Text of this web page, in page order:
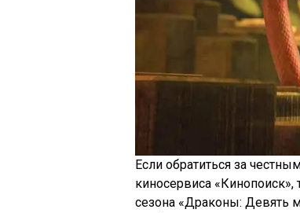
Если обратиться за
киносервиса
сезона «Драконы: Девять